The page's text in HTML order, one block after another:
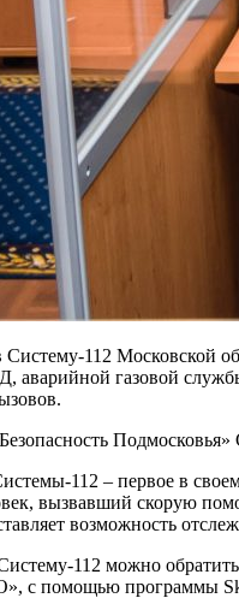
112 Московской
газовой
112 – первое в
вызвавший скорую
возможность
112 можно
с помощью программы